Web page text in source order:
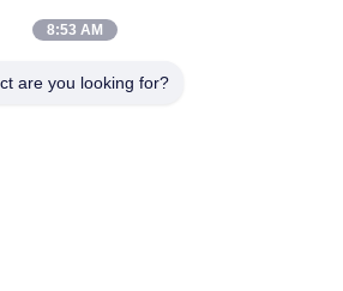
8:53 AM
are you looking for?